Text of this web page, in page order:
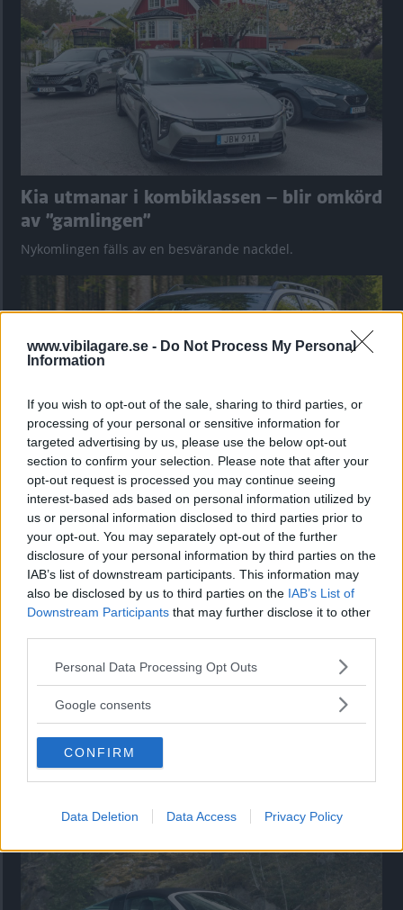
www.vibilagare.se - Do Not Process My Personal
Information
If you wish to opt-out of the sale, sharing to third parties, or
processing of your personal or sensitive information for
targeted advertising by us, please use the below opt-out
section to confirm your selection. Please note that after your
opt-out request is processed you may continue seeing
interest-based ads based on personal information utilized by
us or personal information disclosed to third parties prior to
your opt-out. You may separately opt-out of the further
disclosure of your personal information by third parties on the
IAB’s list of downstream participants. This information may
also be disclosed by us to third parties on the IAB’s List of
Downstream Participants that may further disclose it to other
Please note that this website/app uses one or more Google
not limited to your visit or usage behaviour. You may click to
use your data for below specified purposes in below Google
consent section.
Personal Data Processing Opt Outs
Google consents
CONFIRM
Data Deletion Data Access Privacy Policy
Kia utmanar i kombiklassen – blir omkörd
av ”gamlingen”
Nykomlingen fälls av en besvärande nackdel.
”God chans att bli ny favorit”
Utbudet av terrängdugliga kombibilar har krympt men fylls
nu på av eldrivna Toyota bZ4X Touring. Vi provkör.
Så står sig nya Toyota RAV4
Vi ställe nykomlingen mot Audi Q3 och Mazda CX-5.